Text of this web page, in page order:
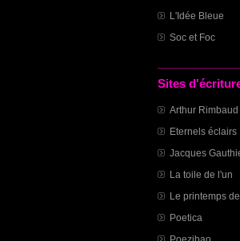
L'Idée Bleue
Soc et Foc
Sites
Arthur Rimbaud
Eternels éclairs
Jacques
La toile de l'un
Le printemps
Poetica